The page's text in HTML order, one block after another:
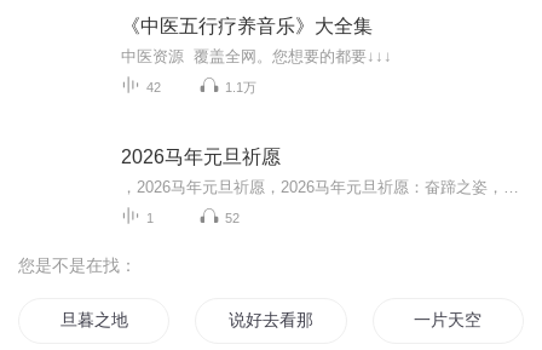
《中医五行疗养音乐》大全集
中医资源 覆盖全网。您想要的都要↓↓↓
42 1.1万
2026马年元旦祈愿
1 52
您是不是在找：
旦暮之地 说好去看那片海 一片天空